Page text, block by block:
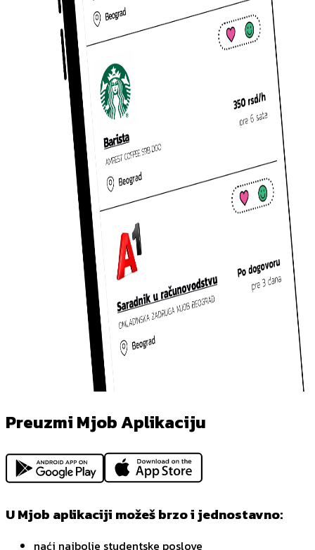
Preuzmi Mjob Aplikaciju
U Mjob aplikaciji možeš brzo i jednostavno:
naći najbolje studentske poslove